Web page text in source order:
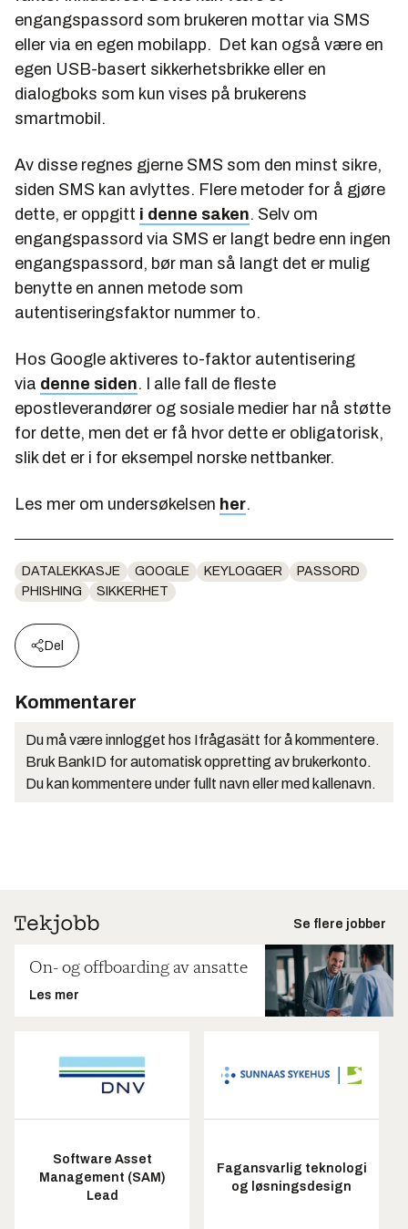
engangspassord som brukeren mottar via SMS
eller via en egen mobilapp. Det kan også være en
egen USB-basert sikkerhetsbrikke eller en
dialogboks som kun vises på brukerens
smartmobil.
Av disse regnes gjerne SMS som den minst sikre,
siden SMS kan avlyttes. Flere metoder for å gjøre
dette, er oppgitt i denne saken. Selv om
engangspassord via SMS er langt bedre enn ingen
engangspassord, bør man så langt det er mulig
benytte en annen metode som
autentiseringsfaktor nummer to.
Hos Google aktiveres to-faktor autentisering
via denne siden. I alle fall de fleste
epostleverandører og sosiale medier har nå støtte
for dette, men det er få hvor dette er obligatorisk,
slik det er i for eksempel norske nettbanker.
Les mer om undersøkelsen her.
DATALEKKASJE GOOGLE KEYLOGGER
PASSORD
PHISHING
SIKKERHET
Del
Kommentarer
Du må være innlogget hos Ifrågasätt for å kommentere.
Bruk BankID for automatisk oppretting av brukerkonto.
Du kan kommentere under fullt navn eller med kallenavn.
Se flere jobber
On- og offboarding av ansatte
Les mer
Software Asset
Management (SAM)
Lead
Fagansvarlig teknologi
og løsningsdesign